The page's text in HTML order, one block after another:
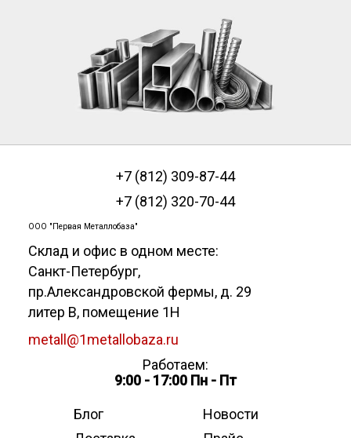
+7 (812) 309-87-44
+7 (812) 320-70-44
ООО "Первая Металлобаза"
Склад и офис в одном месте:
Санкт-Петербург,
пр.Александровской фермы, д. 29
литер В, помещение 1Н
metall@1metallobaza.ru
Работаем:
9:00 - 17:00 Пн - Пт
Блог
Новости